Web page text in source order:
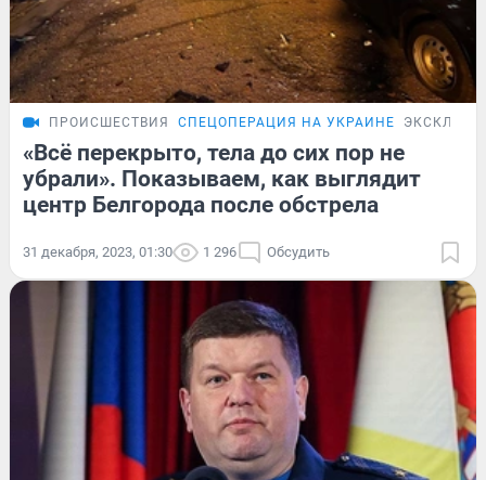
ПРОИСШЕСТВИЯ СПЕЦОПЕРАЦИЯ НА УКРАИНЕ
«Всё перекрыто, тела до сих пор не
убрали». Показываем, как выглядит
центр Белгорода после обстрела
31 декабря, 2023, 01:30 1 296 Обсудить